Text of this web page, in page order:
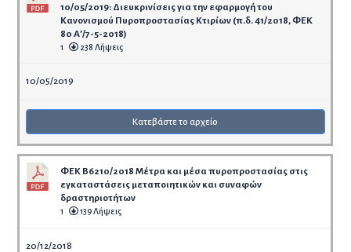
10/05/2019: Διευκρινίσεις για την εφαρμογή του
Κανονισμού Πυροπροστασίας Κτιρίων (π.δ. 41/2018, ΦΕΚ
80 Α’/7-5-2018)
1 238 Λήψεις
10/05/2019
Κατεβάστε το αρχείο
ΦΕΚ B6210/2018 Μέτρα και μέσα πυροπροστασίας στις
εγκαταστάσεις μεταποιητικών και συναφών
δραστηριοτήτων
1 139 Λήψεις
20/12/2018